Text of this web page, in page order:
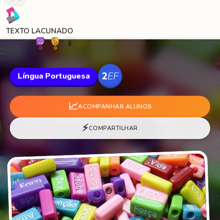
TEXTO LACUNADO
0 0 🐛
Língua Portuguesa
📈ACOMPANHAR ALUNOS
⚡COMPARTILHAR